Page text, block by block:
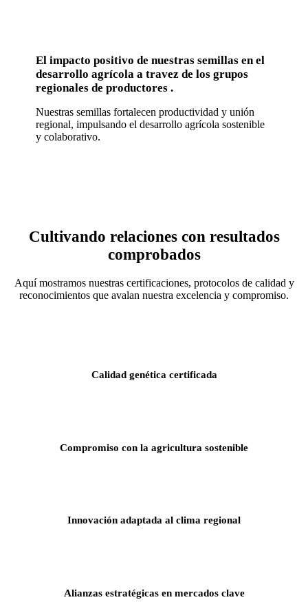
El impacto positivo de nuestras semillas en el
desarrollo agrícola a travez de los grupos
regionales de productores .
Nuestras semillas fortalecen productividad y unión
regional, impulsando el desarrollo agrícola sostenible
y colaborativo.
Cultivando relaciones con resultados
comprobados
Aquí mostramos nuestras certificaciones, protocolos de calidad y
reconocimientos que avalan nuestra excelencia y compromiso.
Calidad genética certificada
Compromiso con la agricultura sostenible
Innovación adaptada al clima regional
Alianzas estratégicas en mercados clave